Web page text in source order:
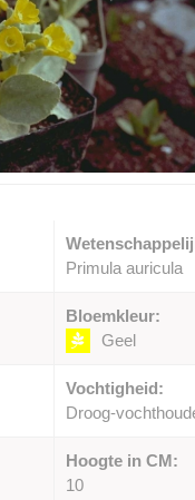
Primula auricula
Bloemkleur:
Geel
Vochtigheid:
Droog-
Hoogte in CM:
10